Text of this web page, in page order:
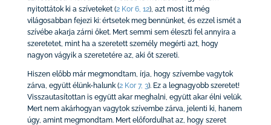
nyitottátok ki a szíveteket (2 Kor 6, 12), azt most itt még
világosabban fejezi ki: értsetek meg bennünket, és ezzel ismét a
szívébe akarja zárni őket. Mert semmi sem éleszti fel annyira a
szeretetet, mint ha a szeretett személy megérti azt, hogy
nagyon vágyik a szeretetére az, aki őt szereti.
Hiszen előbb már megmondtam, írja, hogy szívembe vagytok
zárva, együtt élünk-halunk(2 Kor 7, 3). Ez a legnagyobb szeretet!
Visszautasítottan is együtt akar meghalni, együtt akar élni velük.
Mert nem akárhogyan vagytok szívembe zárva, jelenti ki, hanem
úgy, amint megmondtam. Mert előfordulhat az, hogy szeret